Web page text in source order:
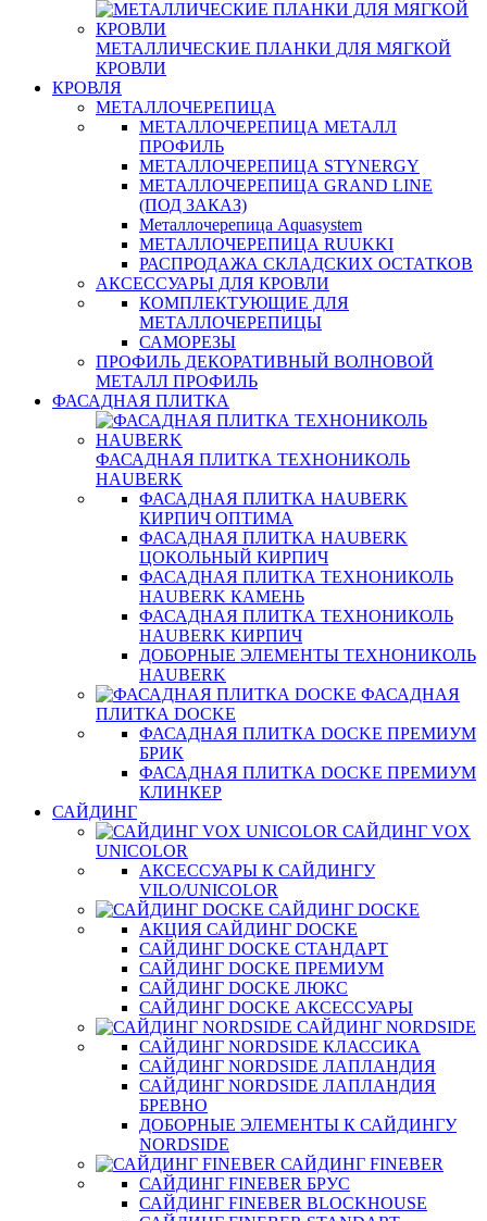
МЕТАЛЛИЧЕСКИЕ ПЛАНКИ ДЛЯ МЯГКОЙ
КРОВЛИ
КРОВЛЯ
МЕТАЛЛОЧЕРЕПИЦА
МЕТАЛЛОЧЕРЕПИЦА МЕТАЛЛ
ПРОФИЛЬ
МЕТАЛЛОЧЕРЕПИЦА STYNERGY
МЕТАЛЛОЧЕРЕПИЦА GRAND LINE
(ПОД ЗАКАЗ)
Металлочерепица Aquasystem
МЕТАЛЛОЧЕРЕПИЦА RUUKKI
РАСПРОДАЖА СКЛАДСКИХ ОСТАТКОВ
АКСЕССУАРЫ ДЛЯ КРОВЛИ
КОМПЛЕКТУЮЩИЕ ДЛЯ
МЕТАЛЛОЧЕРЕПИЦЫ
САМОРЕЗЫ
ПРОФИЛЬ ДЕКОРАТИВНЫЙ ВОЛНОВОЙ
МЕТАЛЛ ПРОФИЛЬ
ФАСАДНАЯ ПЛИТКА
ФАСАДНАЯ ПЛИТКА ТЕХНОНИКОЛЬ
HAUBERK
ФАСАДНАЯ ПЛИТКА HAUBERK
КИРПИЧ ОПТИМА
ФАСАДНАЯ ПЛИТКА HAUBERK
ЦОКОЛЬНЫЙ КИРПИЧ
ФАСАДНАЯ ПЛИТКА ТЕХНОНИКОЛЬ
HAUBERK КАМЕНЬ
ФАСАДНАЯ ПЛИТКА ТЕХНОНИКОЛЬ
HAUBERK КИРПИЧ
ДОБОРНЫЕ ЭЛЕМЕНТЫ ТЕХНОНИКОЛЬ
HAUBERK
ФАСАДНАЯ
ПЛИТКА DOCKE
ФАСАДНАЯ ПЛИТКА DOCKE ПРЕМИУМ
БРИК
ФАСАДНАЯ ПЛИТКА DOCKE ПРЕМИУМ
КЛИНКЕР
САЙДИНГ
САЙДИНГ VOX
UNICOLOR
АКСЕССУАРЫ К САЙДИНГУ
VILO/UNICOLOR
САЙДИНГ DOCKE
АКЦИЯ САЙДИНГ DOCKE
САЙДИНГ DOCKE СТАНДАРТ
САЙДИНГ DOCKE ПРЕМИУМ
САЙДИНГ DOCKE ЛЮКС
САЙДИНГ DOCKE АКСЕССУАРЫ
САЙДИНГ NORDSIDE
САЙДИНГ NORDSIDE КЛАССИКА
САЙДИНГ NORDSIDE ЛАПЛАНДИЯ
САЙДИНГ NORDSIDE ЛАПЛАНДИЯ
БРЕВНО
ДОБОРНЫЕ ЭЛЕМЕНТЫ К САЙДИНГУ
NORDSIDE
САЙДИНГ FINEBER
САЙДИНГ FINEBER БРУС
САЙДИНГ FINEBER BLOCKHOUSE